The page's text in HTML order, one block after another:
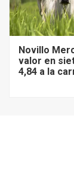
Novillo
valor en
4,84 a la